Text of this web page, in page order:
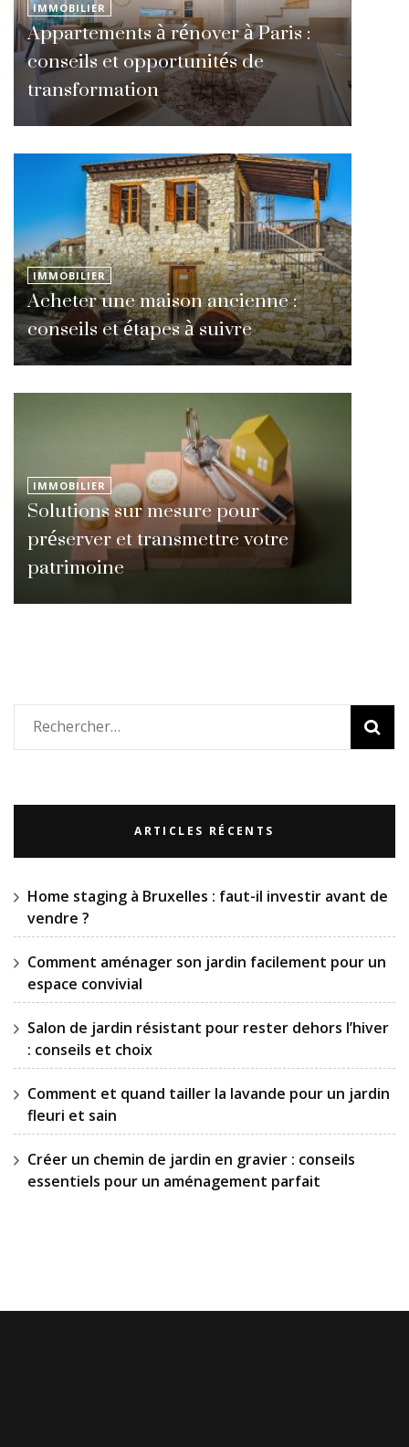
IMMOBILIER
Appartements à rénover à Paris :
conseils et opportunités de
transformation
IMMOBILIER
Acheter une maison ancienne :
conseils et étapes à suivre
IMMOBILIER
Solutions sur mesure pour
préserver et transmettre votre
patrimoine
Rechercher :
ARTICLES RÉCENTS
Home staging à Bruxelles : faut-il investir avant de
vendre ?
Comment aménager son jardin facilement pour un
espace convivial
Salon de jardin résistant pour rester dehors l’hiver
: conseils et choix
Comment et quand tailler la lavande pour un jardin
fleuri et sain
Créer un chemin de jardin en gravier : conseils
essentiels pour un aménagement parfait